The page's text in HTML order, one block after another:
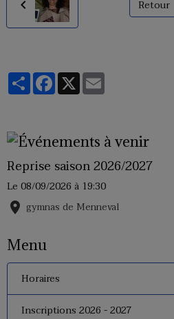
Retour
PartagerFacebook
X
Reprise saison 2026/2027
Le 08/09/2026 à 19:30
gymnas de Menneval
Menu
Horaires
Inscriptions 2026 - 2027